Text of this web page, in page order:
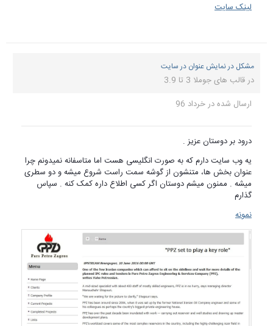
لینک سایت
مشکل در نمایش عنوان در سایت
درقالب های جوملا 3 تا 3.9
ارسال شده درخرداد 96
درود بر دوستان عزیز .
یه وب سایت دارم که به صورت انگلیسی هست اما متاسفانه نمیدونم چرا
عنوان بخش ها، متنشون از گوشه سمت راست شروع میشه و دو سطری
میشه . ممنون میشم دوستان اگر کسی اطلاع داره کمک کنه . سپاس
گذارم
نمونه